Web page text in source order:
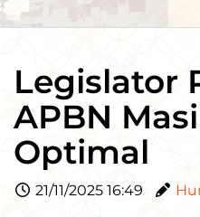
Legislator
APBN
Optimal
21/11/2025 16:49